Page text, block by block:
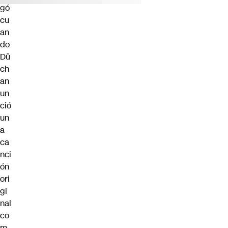
gó
cu
an
do
Dü
ch
an
un
ció
un
a
ca
nci
ón
ori
gi
nal
co